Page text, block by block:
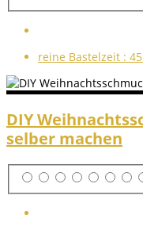
reine Bastelzeit :
DIY
selber machen